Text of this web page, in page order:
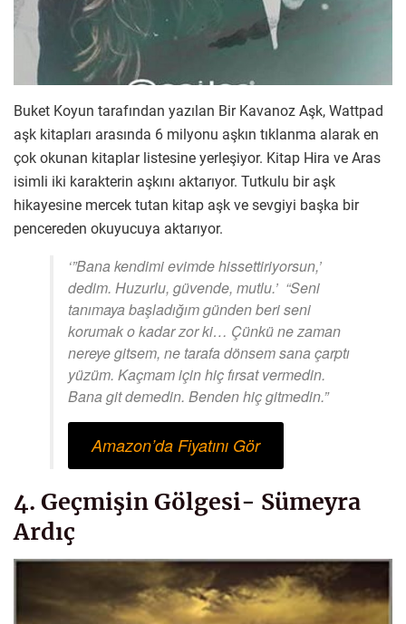
Buket Koyun tarafından yazılan Bir Kavanoz Aşk, Wattpad
aşk kitapları arasında 6 milyonu aşkın tıklanma alarak en
çok okunan kitaplar listesine yerleşiyor. Kitap Hira ve Aras
isimli iki karakterin aşkını aktarıyor. Tutkulu bir aşk
hikayesine mercek tutan kitap aşk ve sevgiyi başka bir
pencereden okuyucuya aktarıyor.
‘”Bana kendimi evimde hissettiriyorsun,’
dedim. Huzurlu, güvende, mutlu.’ “Seni
tanımaya başladığım günden beri seni
korumak o kadar zor ki… Çünkü ne zaman
nereye gitsem, ne tarafa dönsem sana çarptı
yüzüm. Kaçmam için hiç fırsat vermedin.
Bana git demedin. Benden hiç gitmedin.”
Amazon’da Fiyatını Gör
4. Geçmişin Gölgesi- Sümeyra
Ardıç